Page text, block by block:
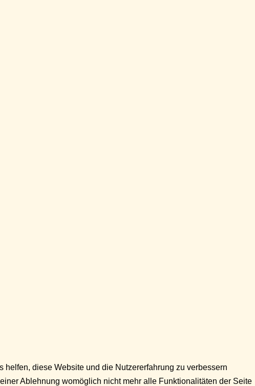
diese Website und die Nutzererfahrung zu verbessern
Ablehnung womöglich nicht mehr alle Funktionalitäten der Seite